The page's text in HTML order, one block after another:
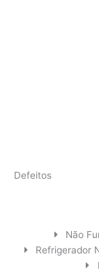
Defeitos
Não
Refrigerador